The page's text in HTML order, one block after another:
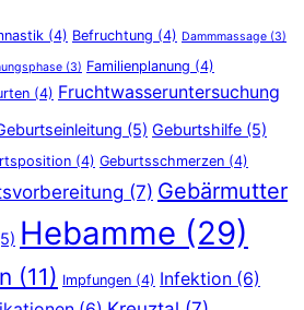
(4) Befruchtung (4) Dammmassage (3)
(3) Familienplanung (4)
(4) Fruchtwasseruntersuchung
(5) Geburtshilfe (5)
(4) Geburtsschmerzen (4)
(7) Gebärmutter
Hebamme (29)
(11) Impfungen (4) Infektion (6)